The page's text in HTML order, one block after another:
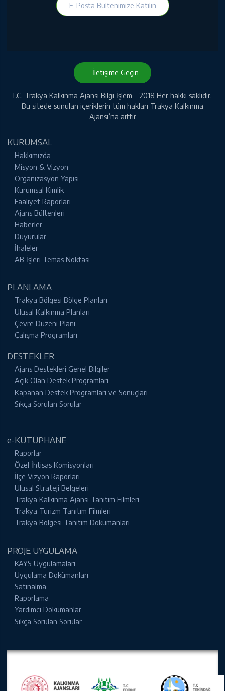
E-Posta Bültenimize Katılın
İletişime Geçin
T.C. Trakya Kalkınma Ajansı Bilgi İşlem - 2018 Her hakkı saklıdır.
Bu sitede sunulan içeriklerin tüm hakları Trakya Kalkınma
Ajansı’na aittir
KURUMSAL
Hakkımızda
Misyon & Vizyon
Organizasyon Yapısı
Kurumsal Kimlik
Faaliyet Raporları
Ajans Bültenleri
Haberler
Duyurular
İhaleler
AB İşleri Temas Noktası
PLANLAMA
Trakya Bölgesi Bölge Planları
Ulusal Kalkınma Planları
Çevre Düzeni Planı
Çalışma Programları
DESTEKLER
Ajans Destekleri Genel Bilgiler
Açık Olan Destek Programları
Kapanan Destek Programları ve Sonuçları
Sıkça Sorulan Sorular
e-KÜTÜPHANE
Raporlar
Özel İhtisas Komisyonları
İlçe Vizyon Raporları
Ulusal Strateji Belgeleri
Trakya Kalkınma Ajansı Tanıtım Filmleri
Trakya Turizm Tanıtım Filmleri
Trakya Bölgesi Tanıtım Dokümanları
PROJE UYGULAMA
KAYS Uygulamaları
Uygulama Dokümanları
Satınalma
Raporlama
Yardımcı Dökümanlar
Sıkça Sorulan Sorular